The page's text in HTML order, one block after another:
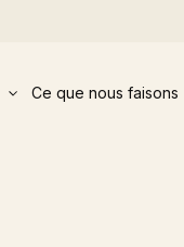
Ce que nous faisons